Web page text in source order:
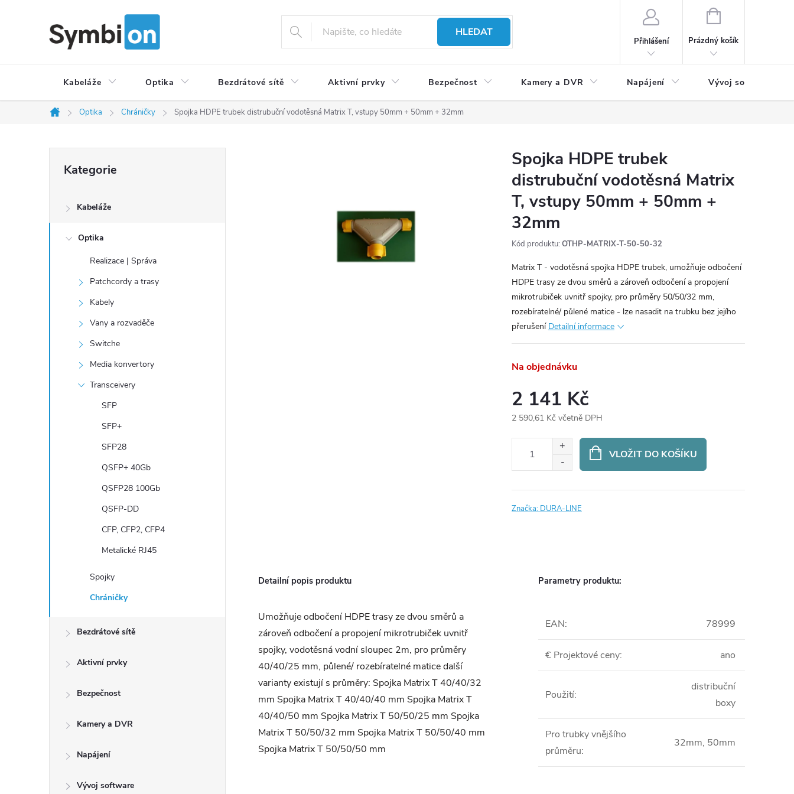
HLEDAT
Přihlášení
NÁKUPNÍ
Prázdný košík
Kabeláže Optika Bezdrátové sítě Aktivní prvky Bezpečnost Kamery a DVR Napájení Vývoj software
Domů
Optika Chráničky Spojka HDPE trubek distrubuční vodotěsná Matrix T, vstupy 50mm + 50mm + 32mm
r
kategorie
Kategorie
Kabeláže
Optika
Realizace | Správa
Patchcordy a trasy
Kabely
Vany a rozvaděče
Switche
Media konvertory
Transceivery
SFP
SFP+
SFP28
QSFP+ 40Gb
QSFP28 100Gb
QSFP-DD
CFP, CFP2, CFP4
Metalické RJ45
Spojky
Chráničky
Bezdrátové sítě
Aktivní prvky
Bezpečnost
Kamery a DVR
Napájení
Vývoj software
Spojka HDPE trubek
distrubuční vodotěsná Matrix
T, vstupy 50mm + 50mm +
32mm
Kód produktu: OTHP-MATRIX-T-50-50-32
Matrix T - vodotěsná spojka HDPE trubek, umožňuje odbočení
HDPE trasy ze dvou směrů a zároveň odbočení a propojení
mikrotrubiček uvnitř spojky, pro průměry 50/50/32 mm,
rozebíratelné/ půlené matice - lze nasadit na trubku bez jejího
přerušení Detailní informace
Na objednávku
2 141 Kč
2 590,61 Kč včetně DPH
VLOŽIT DO KOŠÍKU
Značka: DURA-LINE
Detailní popis produktu
Umožňuje odbočení HDPE trasy ze dvou směrů a
zároveň odbočení a propojení mikrotrubiček uvnitř
spojky, vodotěsná vodní sloupec 2m, pro průměry
40/40/25 mm, půlené/ rozebíratelné matice další
varianty existují s průměry: Spojka Matrix T 40/40/32
mm Spojka Matrix T 40/40/40 mm Spojka Matrix T
40/40/50 mm Spojka Matrix T 50/50/25 mm Spojka
Matrix T 50/50/32 mm Spojka Matrix T 50/50/40 mm
Spojka Matrix T 50/50/50 mm
Parametry produktu:
EAN: 78999
€ Projektové ceny: ano
Použití:
distribuční
boxy
Pro trubky vnějšího
průměru:
32mm, 50mm